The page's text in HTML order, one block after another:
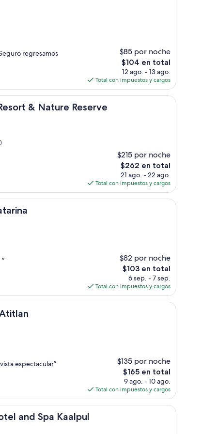
regresamos
$85 por noche
El
precio
actual
es
de
$104 en total
12 ago. - 13 ago.
Total con impuestos y cargos
& Nature Reserve
Reserve
$215 por noche
El
precio
actual
es
de
$262 en total
21 ago. - 22 ago.
Total con impuestos y cargos
$82 por noche
El
precio
actual
es
de
$103 en total
6 sep. - 7 sep.
Total con impuestos y cargos
espectacular”
$135 por noche
El
precio
actual
es
de
$165 en total
9 ago. - 10 ago.
Total con impuestos y cargos
and Spa Kaalpul
Kaalpul